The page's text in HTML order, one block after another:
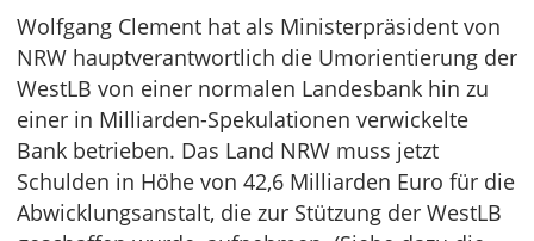
Wolfgang Clement hat als Ministerpräsident von
NRW hauptverantwortlich die Umorientierung der
WestLB von einer normalen Landesbank hin zu
einer in Milliarden-Spekulationen verwickelte
Bank betrieben. Das Land NRW muss jetzt
Schulden in Höhe von 42,6 Milliarden Euro für die
Abwicklungsanstalt, die zur Stützung der WestLB